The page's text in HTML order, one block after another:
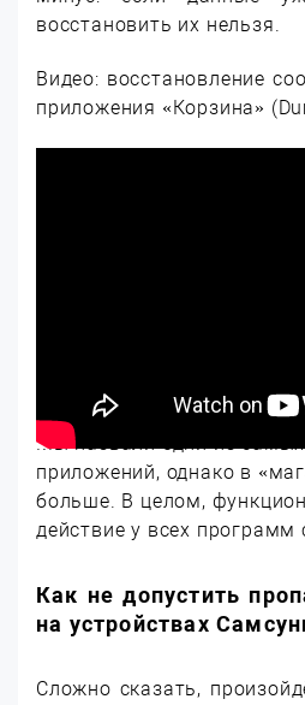
восстановить их нельзя.
Видео: восстановление
приложения «Корзина»
Мы назвали одни из
приложений, однако в
больше. В целом,
действие у всех программ
Как не допустить
на устройствах
Сложно сказать,